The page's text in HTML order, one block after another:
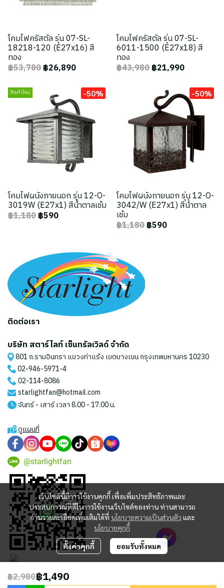
โคมไฟคริสตัล รุ่น 07-SL-
18218-120 (E27x16) สี
ทอง
฿53,780฿26,890
โคมไฟคริสตัล รุ่น 07-SL-
6011-1500 (E27x18) สี
ทอง
฿43,980฿21,990
สินค้าใหม่ -50%
โคมไฟผนังภายนอก รุ่น 12-O-
3019W (E27x1) สีน้ำตาลเข้ม
฿1,180฿590
-50%
โคมไฟผนังภายนอก รุ่น 12-O-
3042/W (E27x1) สีน้ำตาล
เข้ม
฿1,180฿590
฿2,980฿1,490
เว็บไซต์นี้มีการใช้งานคุกกี้ เพื่อเพิ่มประสิทธิภาพและ
ประสบการณ์ที่ดีในการใช้งานเว็บไซต์ของท่าน ท่านสามารถ
อ่านรายละเอียดเพิ่มเติมได้ที่ นโยบายความเป็นส่วนตัว และ
นโยบายคุกกี้
ตั้งค่าคุกกี้ ยอมรับทั้งหมด
ติดต่อเรา
บริษัท สตาร์ไลท์ เซ็นทรัลเวิลด์ จำกัด
801 ถ.รามอินทรา แขวงท่าแร้ง เขตบางเขน กรุงเทพมหานคร 10230
02-946-5971-4
02-114-8086
starlightfan@hotmail.com
จันทร์ - เสาร์ เวลา 8.00 - 17.00 น.
ดูแผนที่
@starlightfan